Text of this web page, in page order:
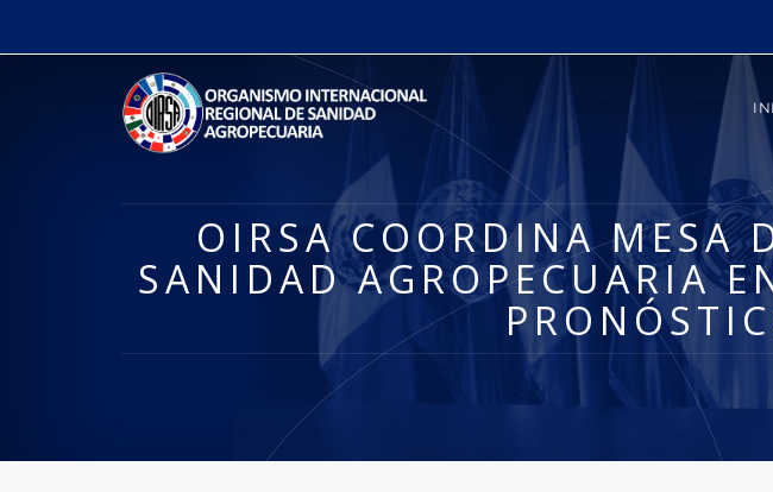
OIRSA COORDINA MESA
SANIDAD AGROPECUARIA